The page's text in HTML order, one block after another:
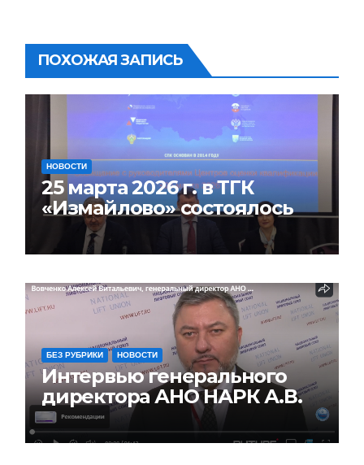
ПОХОЖАЯ ЗАПИСЬ
НОВОСТИ
25 марта 2026 г. в ТГК
«Измайлово» состоялось
совещание руководителей
ЦОК
БЕЗ РУБРИКИ НОВОСТИ
Интервью генерального
директора АНО НАРК А.В.
Вовченко на XVIII
Всероссийской